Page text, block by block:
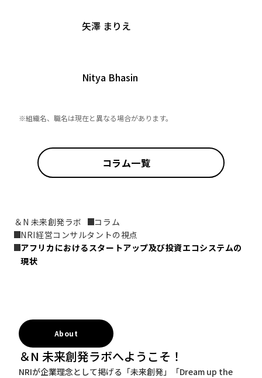
矢澤 まりえ
Nitya Bhasin
※組織名、職名は現在と異なる場合があります。
コラム一覧
＆N 未来創発ラボ
コラム
NRI経営コンサルタントの視点
アフリカにおけるスタートアップ及び投資エコシステムの
現状
About
＆N 未来創発ラボへようこそ！
NRIが企業理念として掲げる「未来創発」「Dream up the